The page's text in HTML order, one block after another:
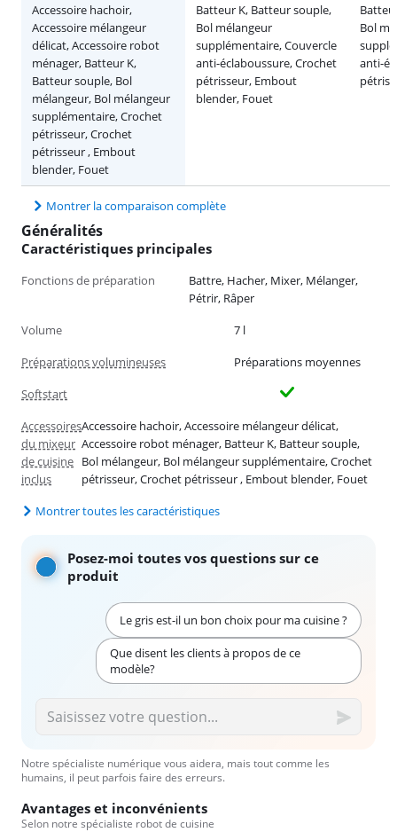
Accessoire hachoir,
Accessoire mélangeur
délicat, Accessoire robot
ménager, Batteur K,
Batteur souple, Bol
mélangeur, Bol mélangeur
supplémentaire, Crochet
pétrisseur, Crochet
pétrisseur , Embout
blender, Fouet
Batteur K, Batteur souple,
Bol mélangeur
supplémentaire, Couvercle
anti-éclaboussure, Crochet
pétrisseur, Embout
blender, Fouet
Bol
anti-
Montrer la comparaison complète
Généralités
Caractéristiques principales
Fonctions de préparation
Battre, Hacher, Mixer, Mélanger,
Pétrir, Râper
Volume
7 l
Préparations volumineuses
Préparations moyennes
Softstart
Accessoires
du mixeur
de cuisine
inclus
Accessoire hachoir, Accessoire mélangeur délicat,
Accessoire robot ménager, Batteur K, Batteur souple,
Bol mélangeur, Bol mélangeur supplémentaire, Crochet
pétrisseur, Crochet pétrisseur , Embout blender, Fouet
Montrer toutes les caractéristiques
Posez-moi toutes vos questions sur ce
produit
Le gris est-il un bon choix pour ma cuisine ?
Que disent les clients à propos de ce
modèle?
Notre spécialiste numérique vous aidera, mais tout comme les
humains, il peut parfois faire des erreurs.
Avantages et inconvénients
Selon notre spécialiste robot de cuisine